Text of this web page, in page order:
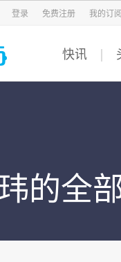
登录 免费注册 我的订阅
车东西
快讯
的全